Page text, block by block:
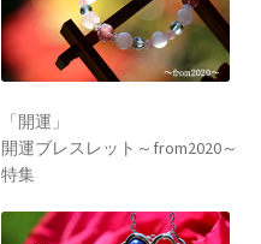
「開運」
開運ブレスレット～from2020～
特集